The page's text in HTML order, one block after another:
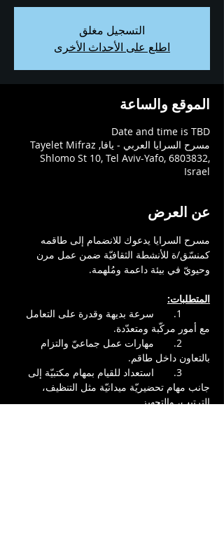
التسجيل مغلق
اطلع على الأحداث الأخرى
الموقع والساعة
Date and time is TBD
مسرح السرايا العربي - يافا, Tayelet Mifraz
Shlomo St 10, Tel Aviv-Yafo, 6803832,
Israel
عن العرض
مسرح السرايا يدعوك للانضمام إلى طاقمه
كمنسّق/ة للأنشطة الثقافيّة ضمن عمل مرن
وحيويّ في بيئة داعمة ومُلهمة.
المتطلبات:
	1.	سرعة بديهة وقدرة على التعامل
مع أمور مركّبة ومتعدّدة.
	2.	مهارات عمل جماعيّ والتزام
بالتعاون داخل طاقم.
	3.	استعداد للقيام بمهام مكتبيّة إلى
جانب مهام تحضيريّة ميدانيّة مثل التنظيف،
الترتيب، والتجهيز.